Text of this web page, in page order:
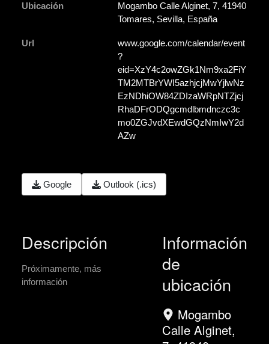
Ubicación
Mogambo Calle Alginet, 7, 41940
Tomares, Sevilla, España
Url
www.google.com/calendar/event
?
eid=XzY4c2owZGk1Nm9xa2FiY
TM2MTBrYWI5azhjcjMwYjlwNz
EzNDhiOW84ZDIzaWRpNTZjcj
RhaDFrODQgcmdlbmdnczc3c
mo0ZGJvdXEwdGQzNmIwY2d
AZw
Google Outlook (.ics)
Descripción
Próximamente, más
información
Información
de
ubicación
Mogambo
Calle Alginet,